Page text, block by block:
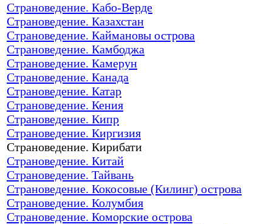
Страноведение. Кабо-Верде
Страноведение. Казахстан
Страноведение. Каймановы острова
Страноведение. Камбоджа
Страноведение. Камерун
Страноведение. Канада
Страноведение. Катар
Страноведение. Кения
Страноведение. Кипр
Страноведение. Киргизия
Страноведение. Кирибати
Страноведение. Китай
Страноведение. Тайвань
Страноведение. Кокосовые (Килинг) острова
Страноведение. Колумбия
Страноведение. Коморские острова